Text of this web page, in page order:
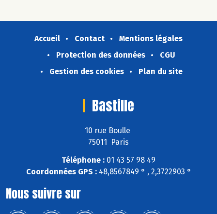
Accueil Contact
Mentions légales
Protection des données
CGU
Gestion des cookies
Plan du site
Bastille
10 rue Boulle
75011 Paris
Téléphone : 01 43 57 98 49
Coordonnées GPS :48,8567849 ° , 2,3722903 °
Nous suivre sur